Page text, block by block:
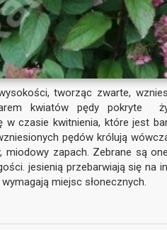
tworząc zwarte,
kwiatów pędy pokryte
w czasie kwitnienia, które jest
pędów królują
miodowy zapach. Zebrane są
jesienią przebarwiają się na
miejsc słonecznych.